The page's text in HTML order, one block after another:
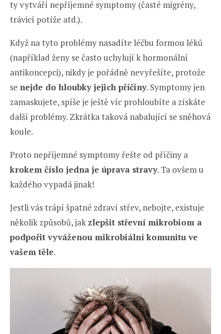
ty vytváří nepříjemné symptomy (časté migrény,
trávicí potíže atd.).
Když na tyto problémy nasadíte léčbu formou léků
(například ženy se často uchylují k hormonální
antikoncepci), nikdy je pořádně nevyřešíte, protože
se nejde do hloubky jejich příčiny. Symptomy jen
zamaskujete, spíše je ještě víc prohloubíte a získáte
další problémy. Zkrátka taková nabalující se sněhová
koule.
Proto nepříjemné symptomy řešte od příčiny a
krokem číslo jedna je úprava stravy. Ta ovšem u
každého vypadá jinak!
Jestli vás trápí špatné zdraví střev, nebojte, existuje
několik způsobů, jakzlepšit střevní mikrobiom a
podpořit vyváženou mikrobiální komunitu ve
vašem těle.